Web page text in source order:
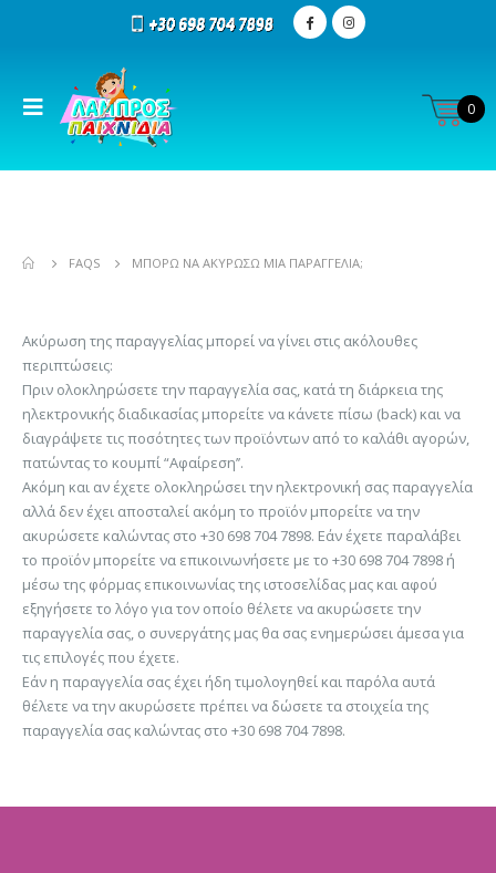
0
FAQS ΜΠΟΡΏ ΝΑ ΑΚΥΡΏΣΩ ΜΙΑ ΠΑΡΑΓΓΕΛΊΑ;
Ακύρωση της παραγγελίας μπορεί να γίνει στις ακόλουθες
περιπτώσεις:
Πριν ολοκληρώσετε την παραγγελία σας, κατά τη διάρκεια της
ηλεκτρονικής διαδικασίας μπορείτε να κάνετε πίσω (back) και να
διαγράψετε τις ποσότητες των προϊόντων από το καλάθι αγορών,
πατώντας το κουμπί “Αφαίρεση’’.
Ακόμη και αν έχετε ολοκληρώσει την ηλεκτρονική σας παραγγελία
αλλά δεν έχει αποσταλεί ακόμη το προϊόν μπορείτε να την
ακυρώσετε καλώντας στο +30 698 704 7898. Εάν έχετε παραλάβει
το προϊόν μπορείτε να επικοινωνήσετε με το +30 698 704 7898 ή
μέσω της φόρμας επικοινωνίας της ιστοσελίδας μας και αφού
εξηγήσετε το λόγο για τον οποίο θέλετε να ακυρώσετε την
παραγγελία σας, ο συνεργάτης μας θα σας ενημερώσει άμεσα για
τις επιλογές που έχετε.
Εάν η παραγγελία σας έχει ήδη τιμολογηθεί και παρόλα αυτά
θέλετε να την ακυρώσετε πρέπει να δώσετε τα στοιχεία της
παραγγελία σας καλώντας στο +30 698 704 7898.